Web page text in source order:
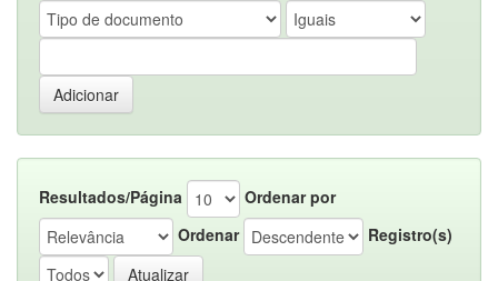
Resultados/Página
Ordenar por
Ordenar
Registro(s)